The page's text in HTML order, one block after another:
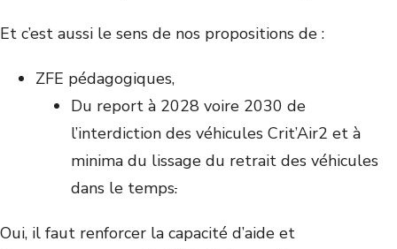
Et c’est aussi le sens de nos propositions de :
ZFE pédagogiques,
Du report à 2028 voire 2030 de
l’interdiction des véhicules Crit’Air2 et à
minima du lissage du retrait des véhicules
dans le temps.
Oui, il faut renforcer la capacité d’aide et